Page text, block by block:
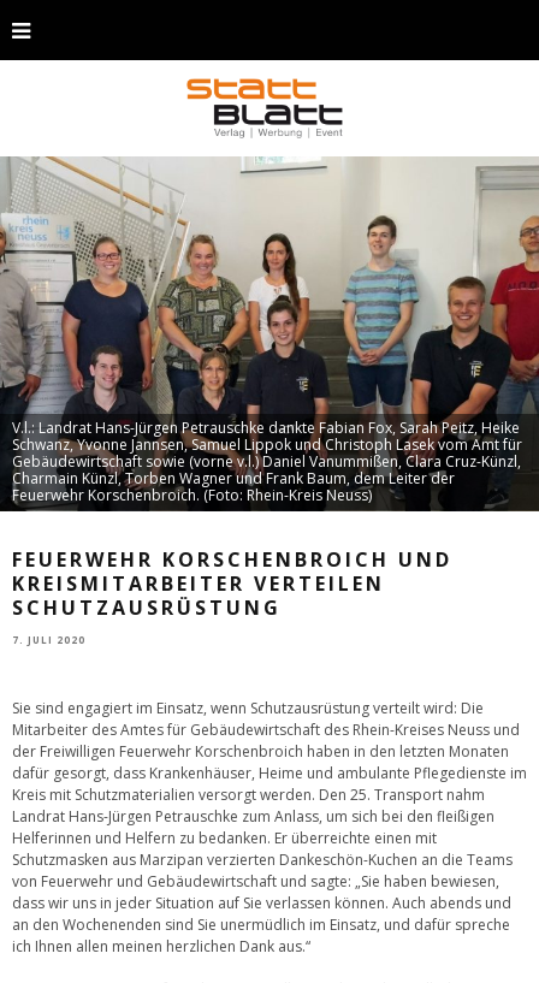
V.l.: Landrat Hans-Jürgen Petrauschke dankte Fabian Fox, Sarah Peitz, Heike
Schwanz, Yvonne Jannsen, Samuel Lippok und Christoph Lasek vom Amt für
Gebäudewirtschaft sowie (vorne v.l.) Daniel Vanummißen, Clara Cruz-Künzl,
Charmain Künzl, Torben Wagner und Frank Baum, dem Leiter der
Feuerwehr Korschenbroich. (Foto: Rhein-Kreis Neuss)
FEUERWEHR KORSCHENBROICH UND
KREISMITARBEITER VERTEILEN
SCHUTZAUSRÜSTUNG
7. JULI 2020
Sie sind engagiert im Einsatz, wenn Schutzausrüstung verteilt wird: Die
Mitarbeiter des Amtes für Gebäudewirtschaft des Rhein-Kreises Neuss und
der Freiwilligen Feuerwehr Korschenbroich haben in den letzten Monaten
dafür gesorgt, dass Krankenhäuser, Heime und ambulante Pflegedienste im
Kreis mit Schutzmaterialien versorgt werden. Den 25. Transport nahm
Landrat Hans-Jürgen Petrauschke zum Anlass, um sich bei den fleißigen
Helferinnen und Helfern zu bedanken. Er überreichte einen mit
Schutzmasken aus Marzipan verzierten Dankeschön-Kuchen an die Teams
von Feuerwehr und Gebäudewirtschaft und sagte: „Sie haben bewiesen,
dass wir uns in jeder Situation auf Sie verlassen können. Auch abends und
an den Wochenenden sind Sie unermüdlich im Einsatz, und dafür spreche
ich Ihnen allen meinen herzlichen Dank aus.“